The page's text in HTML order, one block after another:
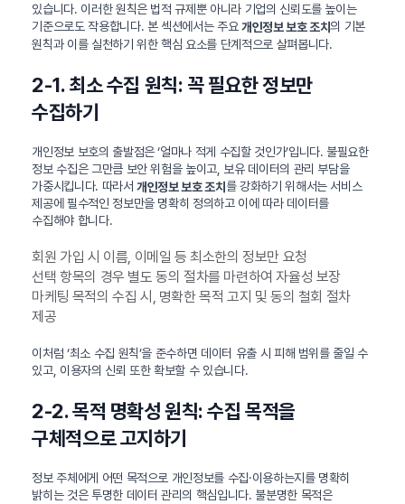
있습니다. 이러한 원칙은 법적 규제뿐 아니라 기업의 신뢰도를 높이는
기준으로도 작용합니다. 본 섹션에서는 주요 개인정보 보호 조치의 기본
원칙과 이를 실천하기 위한 핵심 요소를 단계적으로 살펴봅니다.
2-1. 최소 수집 원칙: 꼭 필요한 정보만
수집하기
개인정보 보호의 출발점은 ‘얼마나 적게 수집할 것인가’입니다. 불필요한
정보 수집은 그만큼 보안 위험을 높이고, 보유 데이터의 관리 부담을
가중시킵니다. 따라서개인정보 보호 조치를 강화하기 위해서는 서비스
제공에 필수적인 정보만을 명확히 정의하고 이에 따라 데이터를
수집해야 합니다.
회원 가입 시 이름, 이메일 등 최소한의 정보만 요청
선택 항목의 경우 별도 동의 절차를 마련하여 자율성 보장
마케팅 목적의 수집 시, 명확한 목적 고지 및 동의 철회 절차
제공
이처럼 ‘최소 수집 원칙’을 준수하면 데이터 유출 시 피해 범위를 줄일 수
있고, 이용자의 신뢰 또한 확보할 수 있습니다.
2-2. 목적 명확성 원칙: 수집 목적을
구체적으로 고지하기
정보 주체에게 어떤 목적으로 개인정보를 수집·이용하는지를 명확히
밝히는 것은 투명한 데이터 관리의 핵심입니다. 불분명한 목적은